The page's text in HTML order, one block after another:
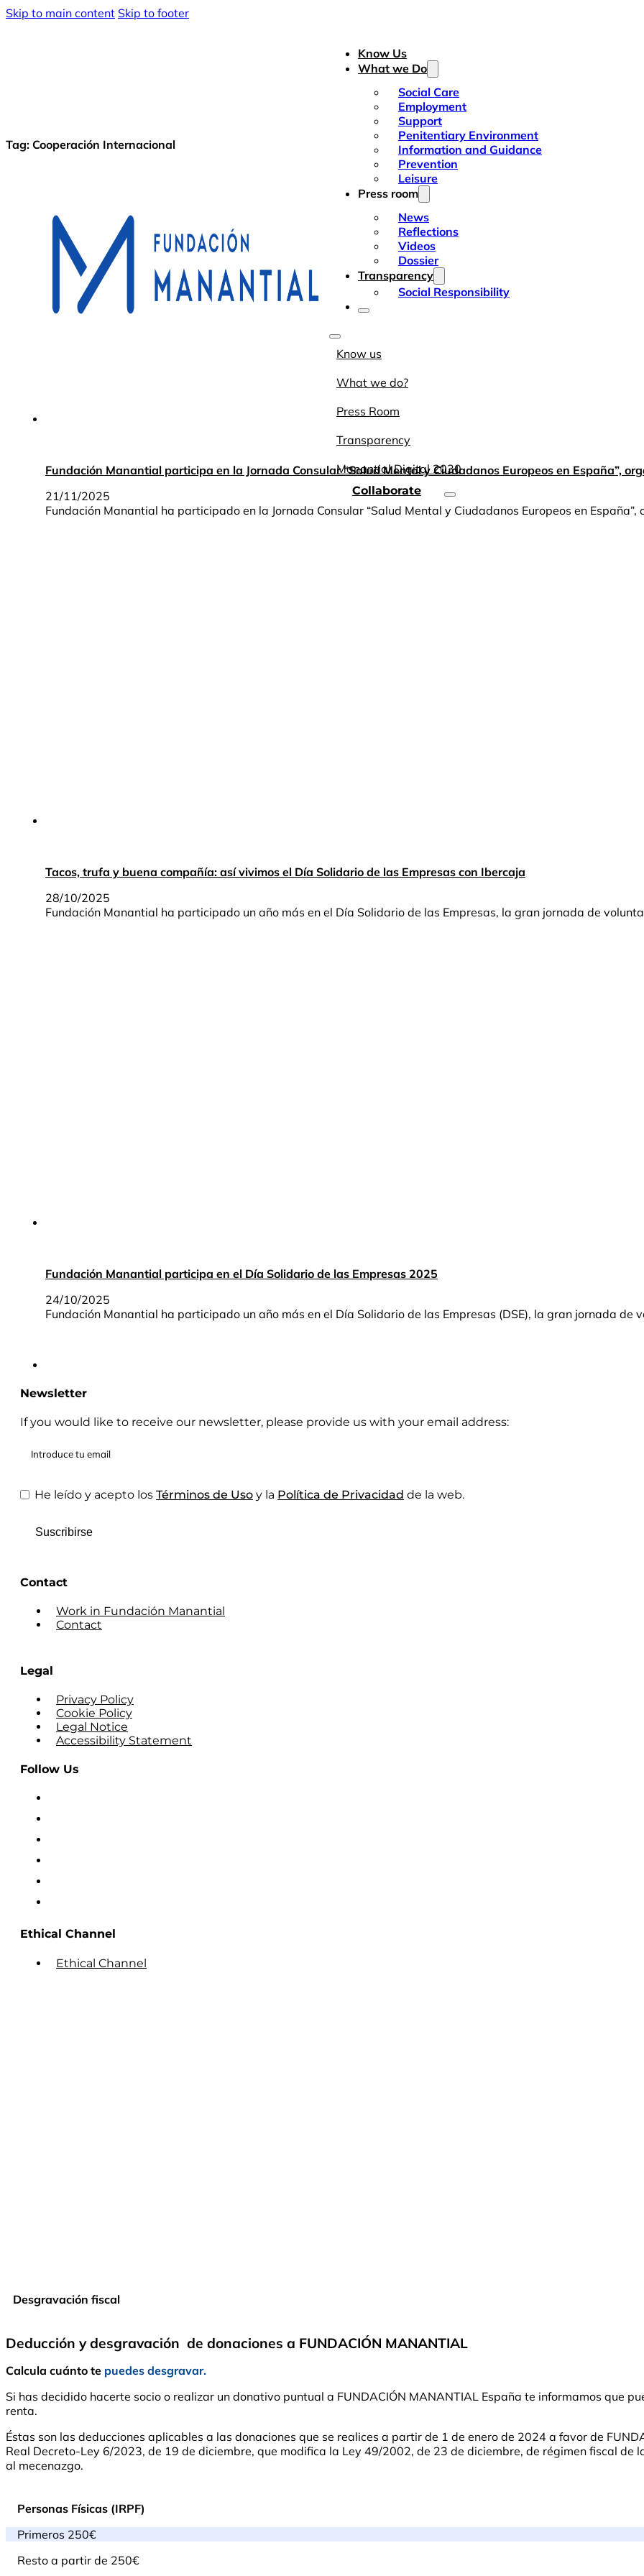
Skip to main content Skip to footer
Know Us
What we Do
Social Care
Employment
Support
Penitentiary Environment
Information and Guidance
Prevention
Leisure
Press room
News
Reflections
Videos
Dossier
Transparency
Social Responsibility
Know us
What we do?
Press Room
Transparency
Manantial Digital 2030
Collaborate
Tag: Cooperación Internacional
Fundación Manantial participa en la Jornada Consular “Salud Mental y Ciudadanos Europeos en España”,
21/11/2025
Fundación Manantial ha participado en la Jornada Consular “Salud Mental y Ciudadanos Europeos en
Tacos, trufa y buena compañía: así vivimos el Día Solidario de las Empresas con Ibercaja
28/10/2025
Fundación Manantial ha participado un año más en el Día Solidario de las Empresas, la gran jornada de
Fundación Manantial participa en el Día Solidario de las Empresas 2025
24/10/2025
Fundación Manantial ha participado un año más en el Día Solidario de las Empresas (DSE), la gran jornada de
Newsletter
If you would like to receive our newsletter, please provide us with your email address:
He leído y acepto los Términos de Uso y la Política de Privacidad de la web.
Suscribirse
Contact
Work in Fundación Manantial
Contact
Legal
Privacy Policy
Cookie Policy
Legal Notice
Accessibility Statement
Follow Us
Ethical Channel
Ethical Channel
Desgravación fiscal
Deducción y desgravación de donaciones a FUNDACIÓN MANANTIAL
Calcula cuánto te puedes desgravar.
Si has decidido hacerte socio o realizar un donativo puntual a FUNDACIÓN MANANTIAL España te informamos que
renta.
Éstas son las deducciones aplicables a las donaciones que se realices a partir de 1 de enero de 2024 a favor de
Real Decreto-Ley 6/2023, de 19 de diciembre, que modifica la Ley 49/2002, de 23 de diciembre, de régimen fiscal de
al mecenazgo.
Personas Físicas (IRPF)
Primeros 250€
Resto a partir de 250€